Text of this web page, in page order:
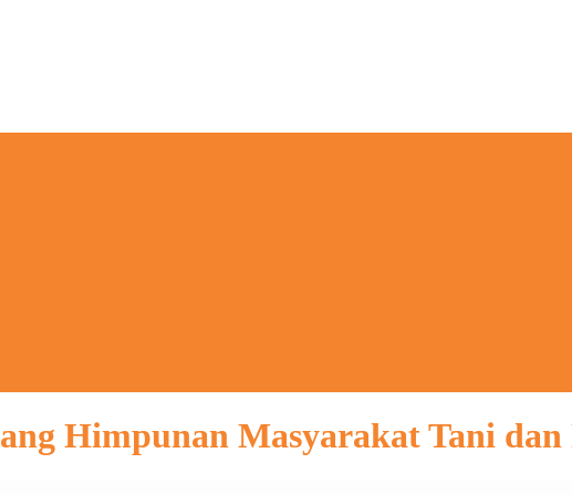
Himpunan Masyarakat Tani dan